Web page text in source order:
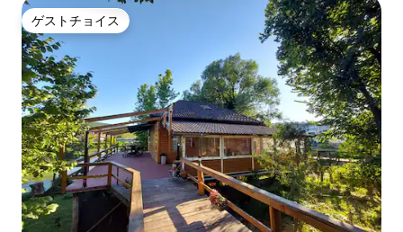
ゲストチョイス
ゲストチョイス